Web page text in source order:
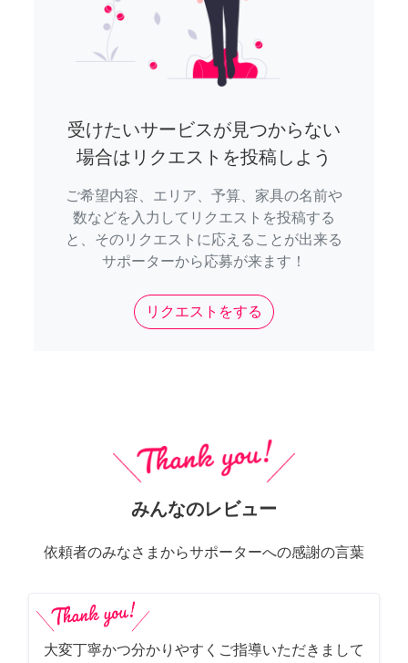
受けたいサービスが見つからない
場合はリクエストを投稿しよう
ご希望内容、エリア、予算、家具の名前や
数などを入力してリクエストを投稿する
と、そのリクエストに応えることが出来る
サポーターから応募が来ます！
リクエストをする
みんなのレビュー
依頼者のみなさまからサポーターへの感謝の言葉
大変丁寧かつ分かりやすくご指導いただきまして